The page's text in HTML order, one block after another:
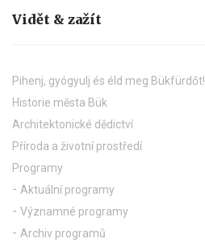
Vidět & zažít
Pihenj, gyógyulj és éld meg Bükfürdőt!
Historie města Bük
Architektonické dědictví
Příroda a životní prostředí
Programy
Aktuální programy
Významné programy
Archiv programů